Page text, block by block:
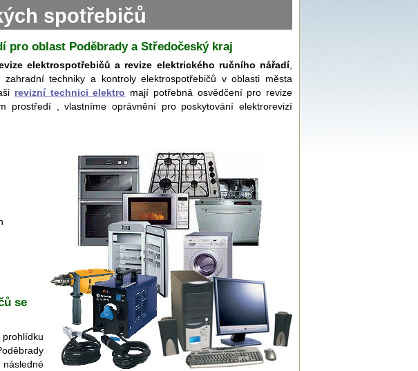
spotřebičů
pro oblast Poděbrady a Středočeský kraj
elektrospotřebičů a revize elektrického ručního nářadí,
techniky a kontroly elektrospotřebičů v oblasti města
revizní technici elektro mají potřebná osvědčení pro revize
prostředí , vlastníme oprávnění pro poskytování elektrorevizí
se